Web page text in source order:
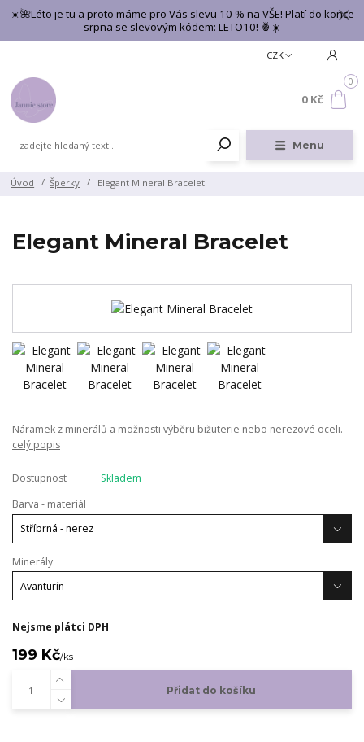
☀️🌺Léto je tu a proto máme pro Vás slevu 10 % na VŠE! Platí do konce
srpna se slevovým kódem: LETO10! 🍍☀️
Menu
CZK
0
0 Kč
Úvod Šperky Elegant Mineral Bracelet
Elegant Mineral Bracelet
Náramek z minerálů a možnosti výběru bižuterie nebo nerezové oceli.
celý popis
Dostupnost
Skladem
Barva - materiál
Minerály
Nejsme plátci DPH
199 Kč/ks
Přidat do košíku